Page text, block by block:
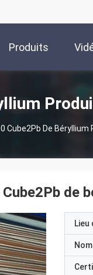
Produits
Cube2Pb De
de
Lieu